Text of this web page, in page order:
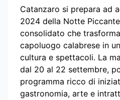
Catanzaro si prepara ad
2024 della Notte
consolidato che
capoluogo calabrese in
cultura e spettacoli. La
dal 20 al 22 settembre,
programma ricco di
gastronomia, arte e